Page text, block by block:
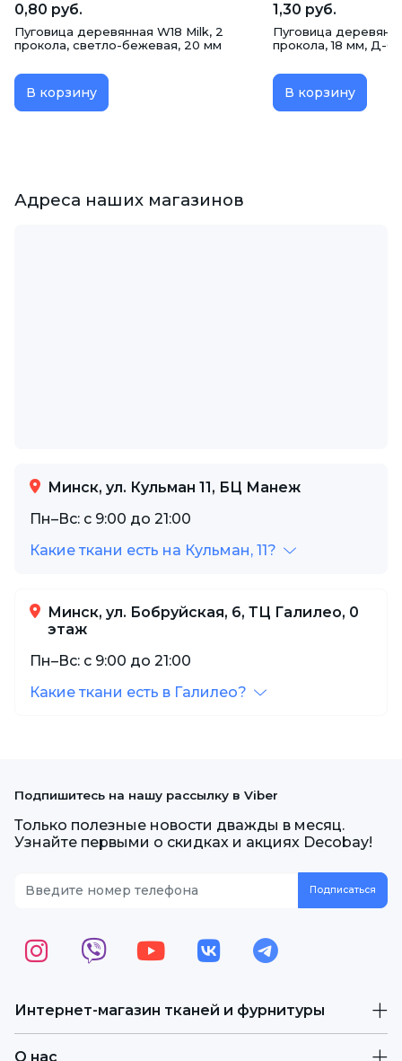
0,80 руб.
Пуговица деревянная W18 Milk, 2
прокола, светло-бежевая, 20 мм
В корзину
1,30 руб.
Пуговица
прокола, 18 мм, Д-03
В корзину
Адреса наших магазинов
Минск, ул. Кульман 11, БЦ Манеж
Пн–Вс: с 9:00 до 21:00
Какие ткани есть на Кульман, 11?
Минск, ул. Бобруйская, 6, ТЦ Галилео, 0
этаж
Пн–Вс: с 9:00 до 21:00
Какие ткани есть в Галилео?
Интернет-магазин тканей и фурнитуры
О нас
Подпишитесь на нашу рассылку в Viber
Только полезные новости дважды в месяц.
Узнайте первыми о скидках и акциях Decobay!